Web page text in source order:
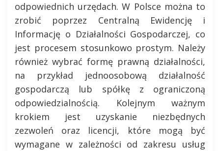
odpowiednich urzędach. W Polsce można to
zrobić poprzez Centralną Ewidencję i
Informację o Działalności Gospodarczej, co
jest procesem stosunkowo prostym. Należy
również wybrać formę prawną działalności,
na przykład jednoosobową działalność
gospodarczą lub spółkę z ograniczoną
odpowiedzialnością. Kolejnym ważnym
krokiem jest uzyskanie niezbędnych
zezwoleń oraz licencji, które mogą być
wymagane w zależności od zakresu usług